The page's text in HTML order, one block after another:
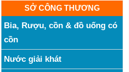
SỞ CÔNG THƯƠNG
Bia, Rượu, cồn & đồ uống có
cồn
Nước giải khát